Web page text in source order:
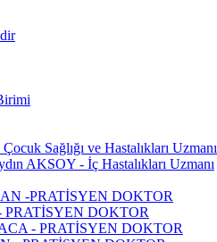
Sağlığı ve Hastalıkları Uzmanı
AKSOY - İç Hastalıkları Uzmanı
-PRATİSYEN DOKTOR
DOKTOR
- PRATİSYEN DOKTOR